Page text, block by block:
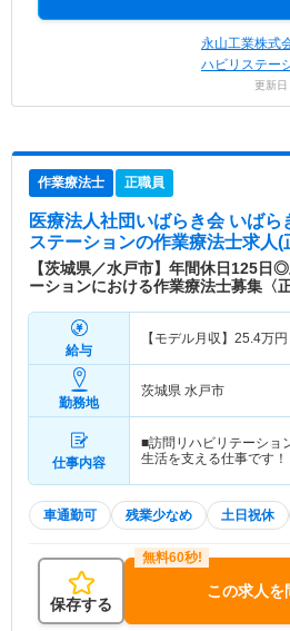
永山工業株式
ハビリステー
更新
作業療法士 正職員
医療法人社団いばらき会 いば
ステーションの作業療法士求人(
【茨城県／水戸市】年間休日125日
ーションにおける作業療法士募集〈正
給与
【モデル月収】 25.4万円
勤務地
茨城県 水戸市
仕事内容
■訪問リハビリテーショ
生活を支える仕事です
車通勤可 残業少なめ 土日祝休
保存する
この求人を